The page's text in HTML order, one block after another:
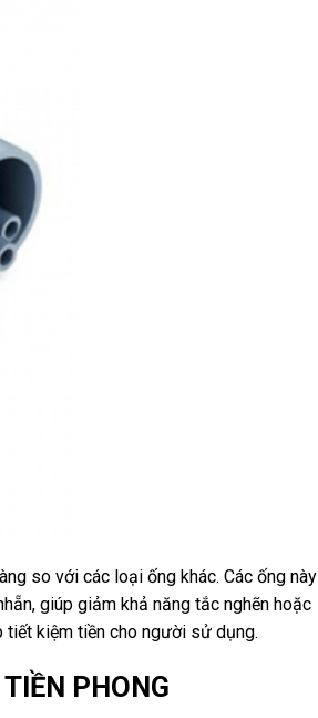
so với các loại ống khác. Các ống này
giúp giảm khả năng tắc nghẽn hoặc
tiết kiệm tiền cho người sử dụng.
PHONG